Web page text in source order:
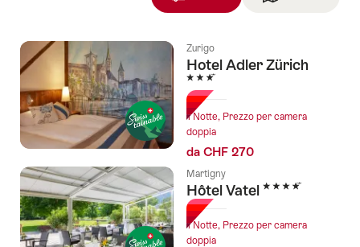
Zurigo
Hotel Adler Zürich
3 Stelle
1 Notte, Prezzo per camera
doppia
da CHF 270
Martigny
Hôtel Vatel 4 Stelle
1 Notte, Prezzo per camera
doppia